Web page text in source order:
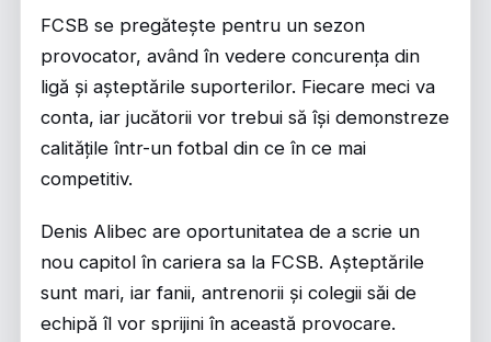
FCSB se pregătește pentru un sezon
provocator, având în vedere concurența din
ligă și așteptările suporterilor. Fiecare meci va
conta, iar jucătorii vor trebui să își demonstreze
calitățile într-un fotbal din ce în ce mai
competitiv.
Denis Alibec are oportunitatea de a scrie un
nou capitol în cariera sa la FCSB. Așteptările
sunt mari, iar fanii, antrenorii și colegii săi de
echipă îl vor sprijini în această provocare.